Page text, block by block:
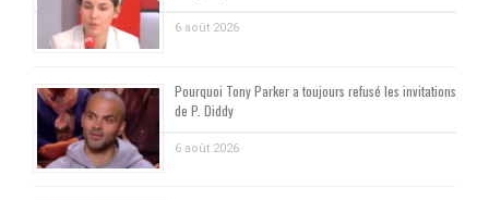
6 août 2026
Pourquoi Tony Parker a toujours refusé les invitations
de P. Diddy
6 août 2026